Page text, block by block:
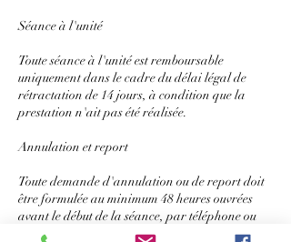
Séance à l'unité
Toute séance à l'unité est remboursable
uniquement dans le cadre du délai légal de
rétractation de 14 jours, à condition que la
prestation n'ait pas été réalisée.
Annulation et report
Toute demande d'annulation ou de report doit
être formulée au minimum 48 heures ouvrées
avant le début de la séance, par téléphone ou
par courrier électronique.